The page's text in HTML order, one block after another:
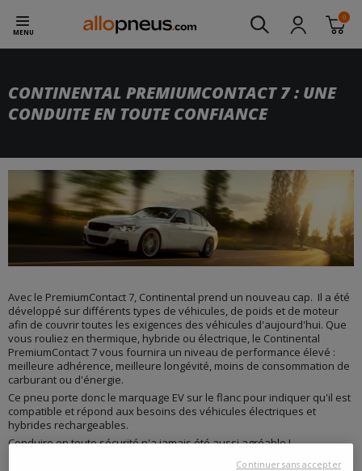
MENU
0
CONTINENTAL PREMIUMCONTACT 7 : UNE
CONDUITE EN TOUTE CONFIANCE
Avec le PremiumContact 7, Continental prend un nouveau cap. Il a été
développé sur différents types de véhicules, de poids et de moteur
afin de couvrir toutes les exigences des véhicules d'aujourd'hui. Que
vous rouliez en thermique, hybride ou électrique, le Continental
PremiumContact 7 vous fournira un niveau de performance élevé :
meilleure adhérence, meilleure longévité, moins de consommation de
carburant ou d'énergie.
Ce pneu porte donc le marquage EV sur le flanc pour indiquer qu'il est
compatible et répond aux besoins des véhicules électriques et
hybrides rechargeables.
Conduire en toute sécurité n'a jamais été aussi agréable !
Continuer sans accepter